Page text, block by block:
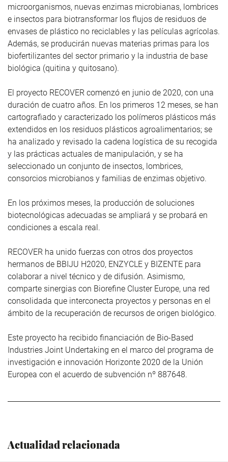
microorganismos, nuevas enzimas microbianas, lombrices
e insectos para biotransformar los flujos de residuos de
envases de plástico no reciclables y las películas agrícolas.
Además, se producirán nuevas materias primas para los
biofertilizantes del sector primario y la industria de base
biológica (quitina y quitosano).
El proyecto RECOVER comenzó en junio de 2020, con una
duración de cuatro años. En los primeros 12 meses, se han
cartografiado y caracterizado los polímeros plásticos más
extendidos en los residuos plásticos agroalimentarios; se
ha analizado y revisado la cadena logística de su recogida
y las prácticas actuales de manipulación, y se ha
seleccionado un conjunto de insectos, lombrices,
consorcios microbianos y familias de enzimas objetivo.
En los próximos meses, la producción de soluciones
biotecnológicas adecuadas se ampliará y se probará en
condiciones a escala real.
RECOVER ha unido fuerzas con otros dos proyectos
hermanos de BBIJU H2020, ENZYCLE y BIZENTE para
colaborar a nivel técnico y de difusión. Asimismo,
comparte sinergias con Biorefine Cluster Europe, una red
consolidada que interconecta proyectos y personas en el
ámbito de la recuperación de recursos de origen biológico.
Este proyecto ha recibido financiación de Bio-Based
Industries Joint Undertaking en el marco del programa de
investigación e innovación Horizonte 2020 de la Unión
Europea con el acuerdo de subvención nº 887648.
Actualidad relacionada